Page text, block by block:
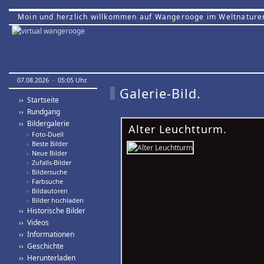
Moin und herzlich willkommen auf Wangerooge im
07.08.2026 · 05:05 Uhr.
›› Startseite
›› Rundgang
›› Bildergalerie
› Foto-Duell
› Beste Bilder
› Neue Bilder
› Zufalls-Bilder
› Bildersuche
› Farbsuche
› Bildautoren
› Bilder hochladen
›› Historische Bilder
›› Videos
›› Informationen
›› Geschichte
›› Herunterladen
Galerie-Bild.
Alter Leuchtturm.